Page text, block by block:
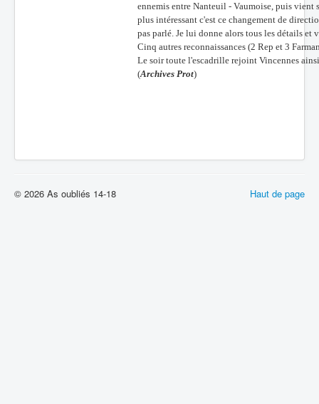
ennemis entre Nanteuil - Vaumoise, puis vient
plus intéressant c'est ce changement de
pas parlé. Je lui donne alors tous les détails
Cinq autres reconnaissances (2 Rep et 3
Le soir toute l'escadrille rejoint Vincennes
(Archives Prot)
Haut de page
© 2026 As oubliés 14-18